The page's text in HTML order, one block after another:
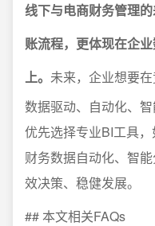
线下与电商财务管理
账流程，更体现在企
上。 未来，企业想要
数据驱动、自动化、
优先选择专业BI工具，
财务数据自动化、智
效决策、稳健发展。
## 本文相关FAQs